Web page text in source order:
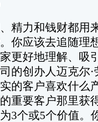
力和钱财都用
你应该去追随理
更好地理解、吸
的创办人迈克尔·
的客户喜欢什么
重要客户那里获
3个或5个价值。